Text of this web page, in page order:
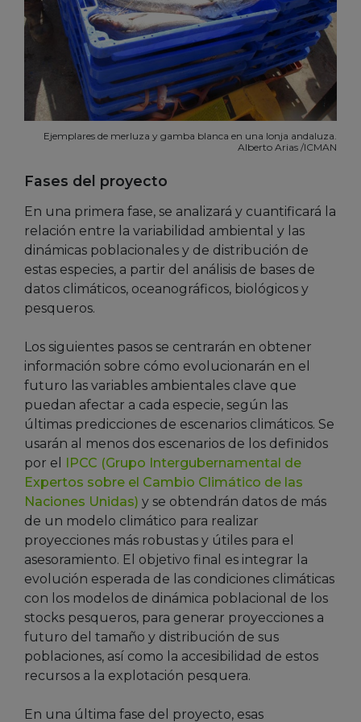
Ejemplares de merluza y gamba blanca en una lonja andaluza.
Alberto Arias /ICMAN
Fases del proyecto
En una primera fase, se analizará y cuantificará la
relación entre la variabilidad ambiental y las
dinámicas poblacionales y de distribución de
estas especies, a partir del análisis de bases de
datos climáticos, oceanográficos, biológicos y
pesqueros.
Los siguientes pasos se centrarán en obtener
información sobre cómo evolucionarán en el
futuro las variables ambientales clave que
puedan afectar a cada especie, según las
últimas predicciones de escenarios climáticos. Se
usarán al menos dos escenarios de los definidos
por el
IPCC (Grupo Intergubernamental de
Expertos sobre el Cambio Climático de las
Naciones Unidas) y se obtendrán datos de más
de un modelo climático para realizar
proyecciones más robustas y útiles para el
asesoramiento. El objetivo final es integrar la
evolución esperada de las condiciones climáticas
con los modelos de dinámica poblacional de los
stocks pesqueros, para generar proyecciones a
futuro del tamaño y distribución de sus
poblaciones, así como la accesibilidad de estos
recursos a la explotación pesquera.
En una última fase del proyecto, esas